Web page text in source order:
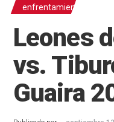
enfrentamientos
Leones
vs.
Guaira